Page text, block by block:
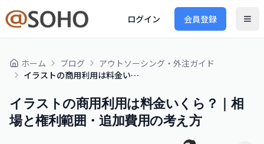
ログイン 会員登録
ホーム ブログ
アウトソーシング・外注ガイド
イラストの商用利用は料金いくら？｜相場と権利範囲・追加費用の考え方
イラストの商用利用は料金いくら？｜相
場と権利範囲・追加費用の考え方